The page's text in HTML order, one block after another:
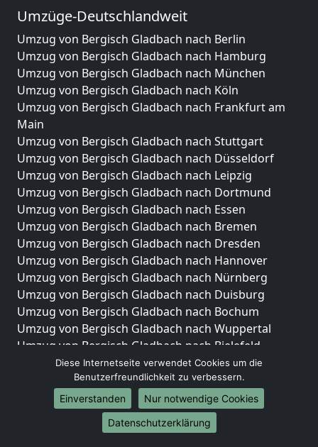
Umzüge-Deutschlandweit
Umzug von Bergisch Gladbach nach Berlin
Umzug von Bergisch Gladbach nach Hamburg
Umzug von Bergisch Gladbach nach München
Umzug von Bergisch Gladbach nach Köln
Umzug von Bergisch Gladbach nach Frankfurt am
Main
Umzug von Bergisch Gladbach nach Stuttgart
Umzug von Bergisch Gladbach nach Düsseldorf
Umzug von Bergisch Gladbach nach Leipzig
Umzug von Bergisch Gladbach nach Dortmund
Umzug von Bergisch Gladbach nach Essen
Umzug von Bergisch Gladbach nach Bremen
Umzug von Bergisch Gladbach nach Dresden
Umzug von Bergisch Gladbach nach Hannover
Umzug von Bergisch Gladbach nach Nürnberg
Umzug von Bergisch Gladbach nach Duisburg
Umzug von Bergisch Gladbach nach Bochum
Umzug von Bergisch Gladbach nach Wuppertal
Umzug von Bergisch Gladbach nach Bielefeld
Umzug von Bergisch Gladbach nach Bonn
Umzug von Bergisch Gladbach nach Münster
Internationale-Umzüge
Umzug von Bergisch Gladbach nach Brasilien
Diese Internetseite verwendet Cookies um die
Benutzerfreundlichkeit zu verbessern.
Einverstanden
Nur notwendige Cookies
Datenschutzerklärung